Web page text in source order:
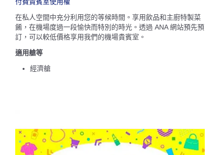
付費貴賓室使用權
在私人空間中充分利用您的等候時間。享用飲品和主廚特製菜
餚，在機場度過一段愉快而特別的時光。透過 ANA 網站預先預
訂，可以較低價格享用我們的機場貴賓室。
適用艙等
經濟艙